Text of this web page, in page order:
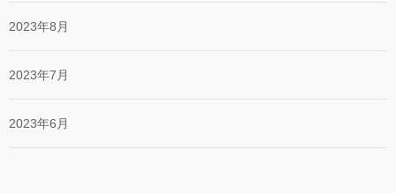
2023年8月
2023年7月
2023年6月